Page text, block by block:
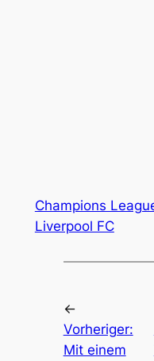
Champions
Liverpool FC
←
Vorheriger:
Mit einem